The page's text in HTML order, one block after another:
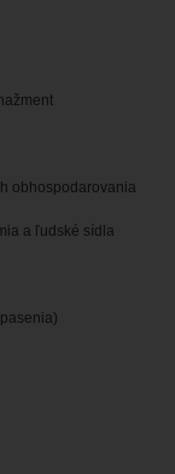
obhospodarovania
a ľudské sídla